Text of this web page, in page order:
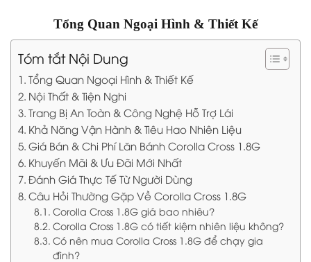
Tổng Quan Ngoại Hình & Thiết Kế
Tóm tắt Nội Dung
Tổng Quan Ngoại Hình & Thiết Kế
Nội Thất & Tiện Nghi
Trang Bị An Toàn & Công Nghệ Hỗ Trợ Lái
Khả Năng Vận Hành & Tiêu Hao Nhiên Liệu
Giá Bán & Chi Phí Lăn Bánh Corolla Cross 1.8G
Khuyến Mãi & Ưu Đãi Mới Nhất
Đánh Giá Thực Tế Từ Người Dùng
Câu Hỏi Thường Gặp Về Corolla Cross 1.8G
Corolla Cross 1.8G giá bao nhiêu?
Corolla Cross 1.8G có tiết kiệm nhiên liệu không?
Có nên mua Corolla Cross 1.8G để chạy gia
đình?